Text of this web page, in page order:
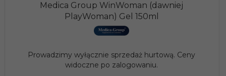
Medica Group WinWoman (dawniej
PlayWoman) Gel 150ml
Prowadzimy wyłącznie sprzedaż hurtową. Ceny
widoczne po zalogowaniu.